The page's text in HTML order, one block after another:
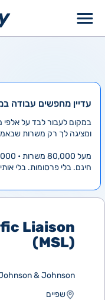
עדיין מחפשים עבודה
ומציגה לך רק משרות
מעל 80,000 משרות • 4,000 חדשות ביום
חינם. בלי פרסומות. בלי
Liaison
(MSL)
& Johnson
שפיים